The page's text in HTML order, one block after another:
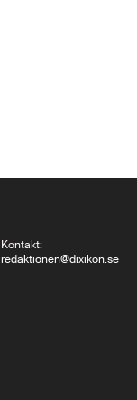
Kontakt:
redaktionen@dixikon.se